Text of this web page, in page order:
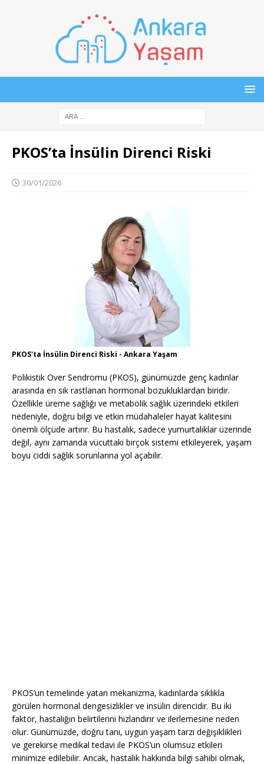
PKOS’ta İnsülin Direnci Riski
30/01/2026
PKOS'ta İnsülin Direnci Riski - Ankara Yaşam
Polikistik Over Sendromu (PKOS), günümüzde genç kadınlar
arasında en sık rastlanan hormonal bozukluklardan biridir.
Özellikle üreme sağlığı ve metabolik sağlık üzerindeki etkileri
nedeniyle, doğru bilgi ve etkin müdahaleler hayat kalitesini
önemli ölçüde artırır. Bu hastalık, sadece yumurtalıklar üzerinde
değil, aynı zamanda vücuttaki birçok sistemi etkileyerek, yaşam
boyu ciddi sağlık sorunlarına yol açabilir.
PKOS’un temelinde yatan mekanizma, kadınlarda sıklıkla
görülen hormonal dengesizlikler ve insülin direncidir. Bu iki
faktör, hastalığın belirtilerini hızlandırır ve ilerlemesine neden
olur. Günümüzde, doğru tanı, uygun yaşam tarzı değişiklikleri
ve gerekirse medikal tedavi ile PKOS’un olumsuz etkileri
minimize edilebilir. Ancak, hastalık hakkında bilgi sahibi olmak,